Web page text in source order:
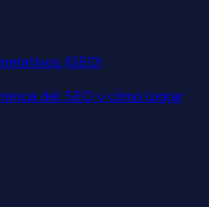
(GEO)
del SEO y cómo lograr